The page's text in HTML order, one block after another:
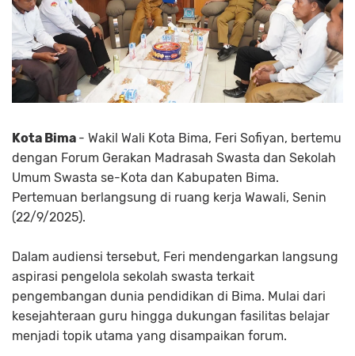
Kota Bima - Wakil Wali Kota Bima, Feri Sofiyan, bertemu
dengan Forum Gerakan Madrasah Swasta dan Sekolah
Umum Swasta se-Kota dan Kabupaten Bima.
Pertemuan berlangsung di ruang kerja Wawali, Senin
(22/9/2025).
Dalam audiensi tersebut, Feri mendengarkan langsung
aspirasi pengelola sekolah swasta terkait
pengembangan dunia pendidikan di Bima. Mulai dari
kesejahteraan guru hingga dukungan fasilitas belajar
menjadi topik utama yang disampaikan forum.